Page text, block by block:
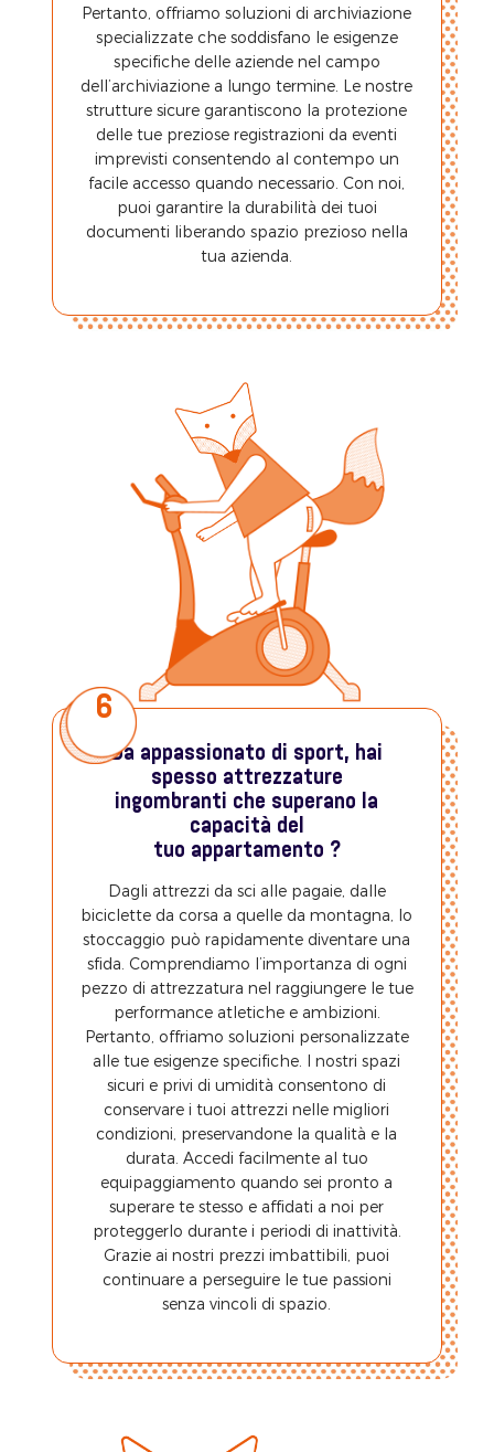
Pertanto, offriamo soluzioni di archiviazione
specializzate che soddisfano le esigenze
specifiche delle aziende nel campo
dell’archiviazione a lungo termine. Le nostre
strutture sicure garantiscono la protezione
delle tue preziose registrazioni da eventi
imprevisti consentendo al contempo un
facile accesso quando necessario. Con noi,
puoi garantire la durabilità dei tuoi
documenti liberando spazio prezioso nella
tua azienda.
6
Da appassionato di sport, hai
spesso attrezzature
ingombranti che superano la
capacità del
tuo appartamento ?
Dagli attrezzi da sci alle pagaie, dalle
biciclette da corsa a quelle da montagna, lo
stoccaggio può rapidamente diventare una
sfida. Comprendiamo l’importanza di ogni
pezzo di attrezzatura nel raggiungere le tue
performance atletiche e ambizioni.
Pertanto, offriamo soluzioni personalizzate
alle tue esigenze specifiche. I nostri spazi
sicuri e privi di umidità consentono di
conservare i tuoi attrezzi nelle migliori
condizioni, preservandone la qualità e la
durata. Accedi facilmente al tuo
equipaggiamento quando sei pronto a
superare te stesso e affidati a noi per
proteggerlo durante i periodi di inattività.
Grazie ai nostri prezzi imbattibili, puoi
continuare a perseguire le tue passioni
senza vincoli di spazio.